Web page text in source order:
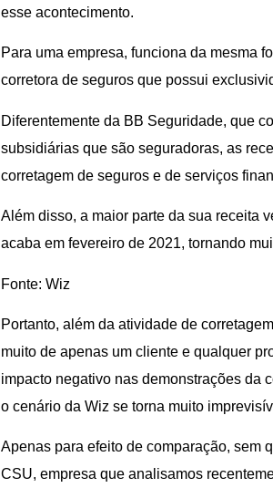
esse acontecimento.
Para uma empresa, funciona da mesma
corretora de seguros que possui
Diferentemente da BB Seguridade, que
subsidiárias que são seguradoras, as
corretagem de seguros e de serviços
Além disso, a maior parte da sua receita
acaba em fevereiro de 2021, tornando
Fonte: Wiz
Portanto, além da atividade de
muito de apenas um cliente e qualquer
impacto negativo nas demonstrações da
o cenário da Wiz se torna muito
Apenas para efeito de comparação, sem
CSU, empresa que analisamos